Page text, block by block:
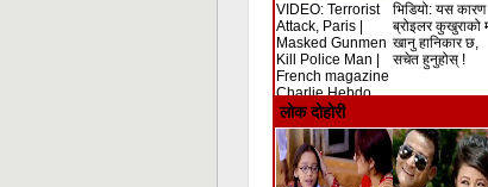
VIDEO: Terrorist
Attack, Paris |
Masked Gunmen
Kill Police Man |
French magazine
Charlie Hebdo
Shooting
भिडियो: यस कारण
ब्रोइलर कुखुराको
खानु हानिकार छ,
सचेत हुनुहोस् !
लोक दोहोरी